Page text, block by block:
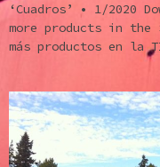
‘Cuadros’ • 1/2020
more products in the
más productos en la